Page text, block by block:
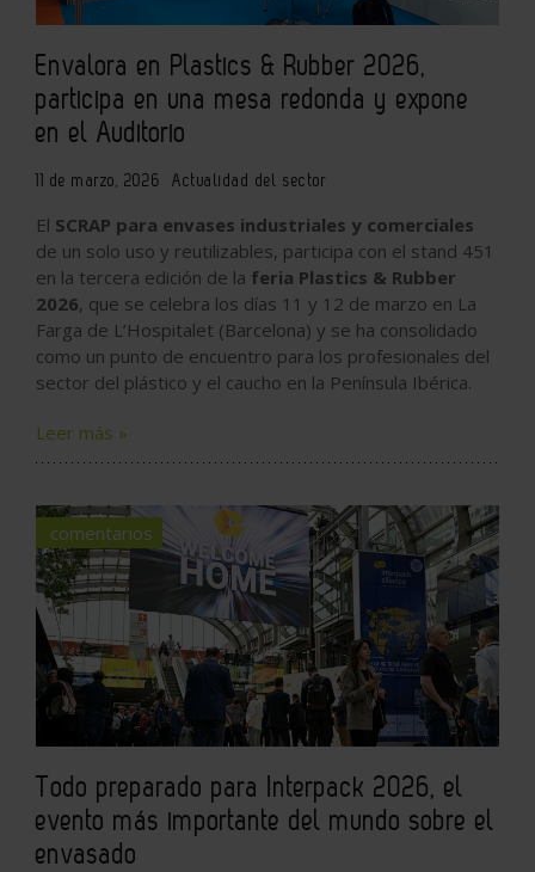
Envalora en Plastics & Rubber 2026,
participa en una mesa redonda y expone
en el Auditorio
11 de marzo, 2026 Actualidad del sector
El SCRAP para envases industriales y comerciales
de un solo uso y reutilizables, participa con el stand 451
en la tercera edición de la feria Plastics & Rubber
2026, que se celebra los días 11 y 12 de marzo en La
Farga de L’Hospitalet (Barcelona) y se ha consolidado
como un punto de encuentro para los profesionales del
sector del plástico y el caucho en la Península Ibérica.
Leer más »
comentarios
Todo preparado para Interpack 2026, el
evento más importante del mundo sobre el
envasado